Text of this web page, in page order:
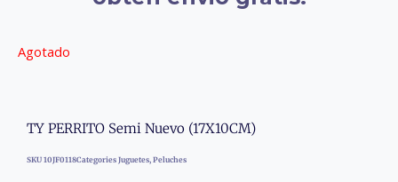
Agotado
TY PERRITO Semi Nuevo (17X10CM)
SKU 10JF0118Categories Juguetes, Peluches